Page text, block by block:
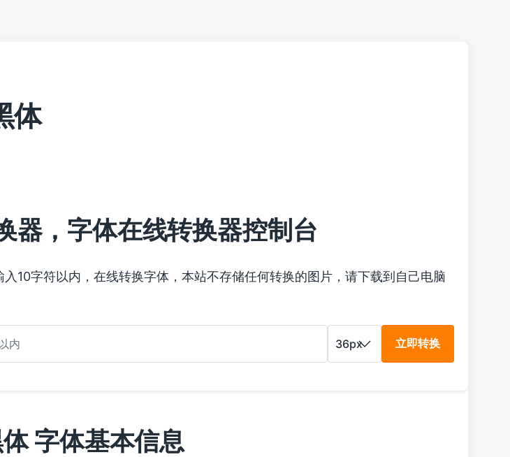
体
器，字体在线转换器控制台
入10字符以内，在线转换字体，本站不存储任何转换的图片，请下载到自己电脑
立即转换
字体基本信息